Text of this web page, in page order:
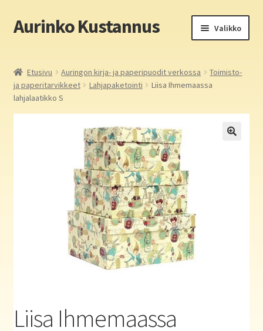
Siirry
navigointiin
Siirry
sisältöön
Aurinko Kustannus Valikko
Yritys
Aurinko Kustannus: kirjat
Auringon kirja- ja paperipuodit verkossa
Etusivu Auringon kirja- ja paperipuodit verkossa
Toimisto-
ja paperitarvikkeet
Lahjapaketointi
Liisa Ihmemaassa
lahjalaatikko S
Liisa Ihmemaassa